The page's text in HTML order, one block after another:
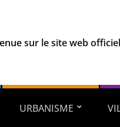
sur le site web
URBANISME